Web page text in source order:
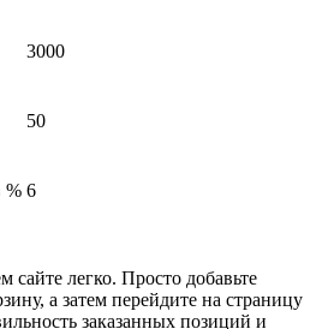
3000
50
% 6
сайте легко. Просто добавьте
а затем перейдите на страницу
заказанных позиций и